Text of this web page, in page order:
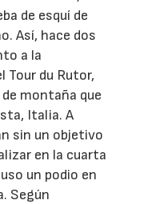
de esquí de
Así, hace dos
a la
Tour du Rutor,
montaña que
Italia. A
sin un objetivo
en la cuarta
un podio en
Según